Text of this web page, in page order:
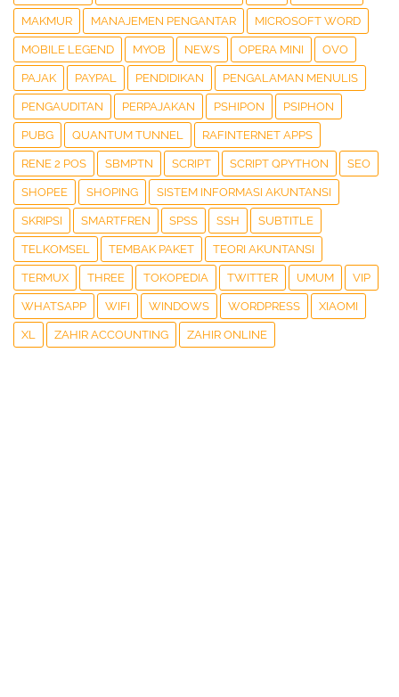
MAKMUR MANAJEMEN PENGANTAR MICROSOFT WORD
MOBILE LEGEND MYOB NEWS OPERA MINI OVO
PAJAK PAYPAL PENDIDIKAN PENGALAMAN MENULIS
PENGAUDITAN PERPAJAKAN PSHIPON PSIPHON
PUBG QUANTUM TUNNEL RAFINTERNET APPS
RENE 2 POS SBMPTN SCRIPT SCRIPT QPYTHON SEO
SHOPEE SHOPING SISTEM INFORMASI AKUNTANSI
SKRIPSI SMARTFREN SPSS SSH SUBTITLE
TELKOMSEL TEMBAK PAKET TEORI AKUNTANSI
TERMUX THREE TOKOPEDIA TWITTER UMUM VIP
WHATSAPP WIFI WINDOWS WORDPRESS XIAOMI
XL ZAHIR ACCOUNTING ZAHIR ONLINE